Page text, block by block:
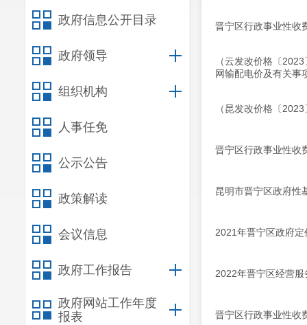
政府信息公开目录
政府领导
组织机构
人事任免
公示公告
政策解读
会议信息
政府工作报告
政府网站工作年度
报表
晋宁区行政事业性收
（云发改价格〔
网输配电价及有关事
（昆发改价格〔
晋宁区行政事业性收
昆明市晋宁区政府性
2021年晋宁区政府
2022年晋宁区经营
晋宁区行政事业性收